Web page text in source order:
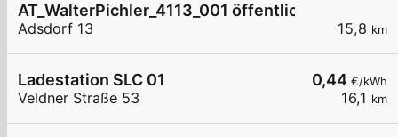
15,8 km
AT_WalterPichler_4113_001 öffentlich
Adsdorf 13
0,44 €/kWh
16,1 km
Ladestation SLC 01
Veldner Straße 53